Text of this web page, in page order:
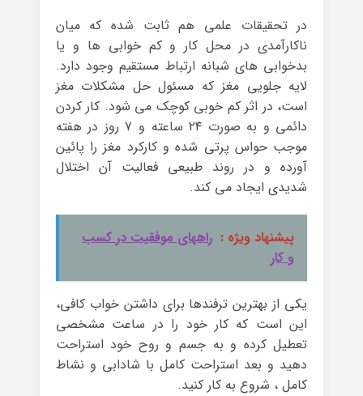
در تحقیقات علمی هم ثابت شده که میان
ناکارآمدی در محل کار و کم خوابی ها و یا
بدخوابی های شبانه ارتباط مستقیم وجود دارد.
لایه جلویی مغز که مسئول حل مشکلات مغز
است، در اثر کم خوبی کوچک می شود. کار کردن
دائمی و به صورت ۲۴ ساعته و ۷ روز در هفته
موجب حواس پرتی شده و کارکرد مغز را پائین
آورده و در روند طبیعی فعالیت آن اختلال
شدیدی ایجاد می کند.
پیشنهاد ویژه : راههای موفقیت در کسب
و کار
یکی از بهترین ترفندها برای داشتن خواب کافی،
این است که کار خود را در ساعت مشخصی
تعطیل کرده و به جسم و روح خود استراحت
دهید و بعد استراحت کامل با شادابی و نشاط
کامل ، شروع به کار کنید.